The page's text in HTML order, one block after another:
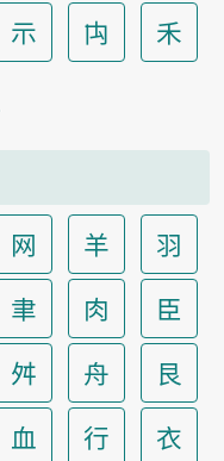
示 禸
禾
网 羊
羽
聿 肉
臣
舛 舟
艮
血 行
衣